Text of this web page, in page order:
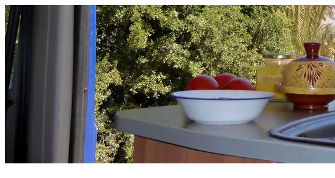
Zum
Inhalt
springen